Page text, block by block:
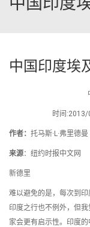
中国印度埃
时间
作者： 托马斯·L·弗里德
来源：纽约时报中文网
新德里
难以避免的是，每次到
印度之行也不例外，但
家会更有启示性。印度